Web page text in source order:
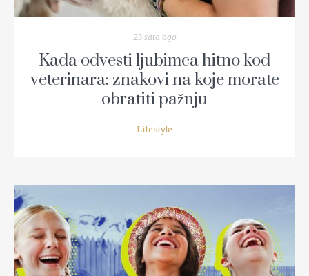
23 sata ago
Kada odvesti ljubimca hitno kod
veterinara: znakovi na koje morate
obratiti pažnju
Lifestyle